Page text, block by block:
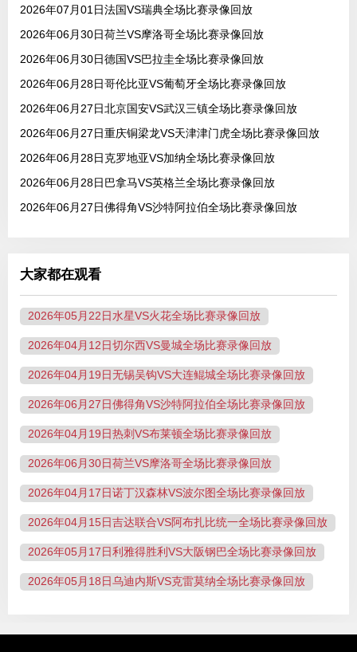
2026年07月01日法国VS瑞典全场比赛录像回放
2026年06月30日荷兰VS摩洛哥全场比赛录像回放
2026年06月30日德国VS巴拉圭全场比赛录像回放
2026年06月28日哥伦比亚VS葡萄牙全场比赛录像回放
2026年06月27日北京国安VS武汉三镇全场比赛录像回放
2026年06月27日重庆铜梁龙VS天津津门虎全场比赛录像回放
2026年06月28日克罗地亚VS加纳全场比赛录像回放
2026年06月28日巴拿马VS英格兰全场比赛录像回放
2026年06月27日佛得角VS沙特阿拉伯全场比赛录像回放
大家都在观看
2026年05月22日水星VS火花全场比赛录像回放
2026年04月12日切尔西VS曼城全场比赛录像回放
2026年04月19日无锡吴钩VS大连鲲城全场比赛录像回放
2026年06月27日佛得角VS沙特阿拉伯全场比赛录像回放
2026年04月19日热刺VS布莱顿全场比赛录像回放
2026年06月30日荷兰VS摩洛哥全场比赛录像回放
2026年04月17日诺丁汉森林VS波尔图全场比赛录像回放
2026年04月15日吉达联合VS阿布扎比统一全场比赛录像回放
2026年05月17日利雅得胜利VS大阪钢巴全场比赛录像回放
2026年05月18日乌迪内斯VS克雷莫纳全场比赛录像回放